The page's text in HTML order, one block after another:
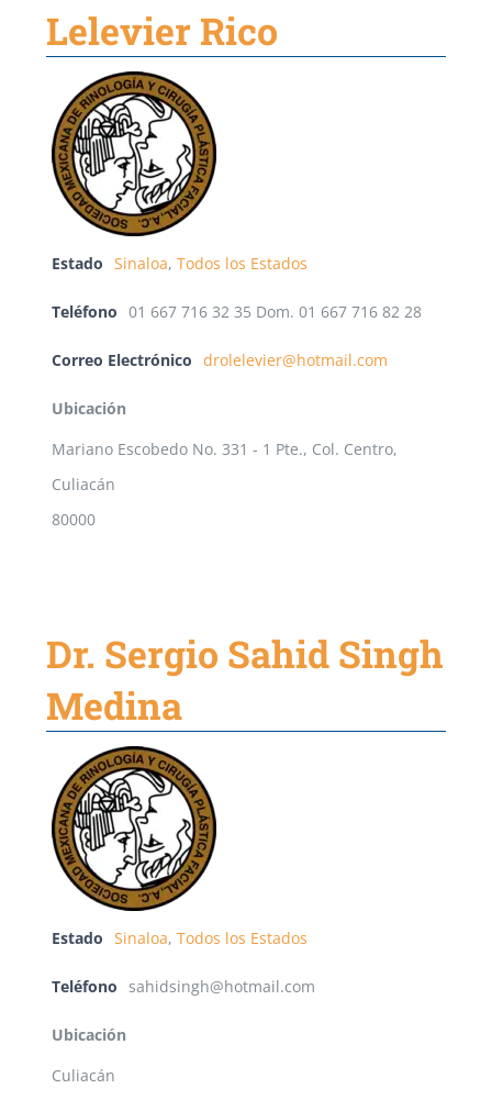
Lelevier Rico
Estado Sinaloa, Todos los Estados
Teléfono 01 667 716 32 35 Dom. 01 667 716 82 28
Correo Electrónico drolelevier@hotmail.com
Ubicación
Mariano Escobedo No. 331 - 1 Pte., Col. Centro,
Culiacán
80000
Dr. Sergio Sahid Singh
Medina
Estado Sinaloa, Todos los Estados
Teléfono sahidsingh@hotmail.com
Ubicación
Culiacán